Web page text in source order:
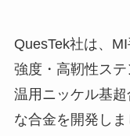
QuesTek社は、
強度・高靭性ス
温用ニッケル基
な合金を開発し